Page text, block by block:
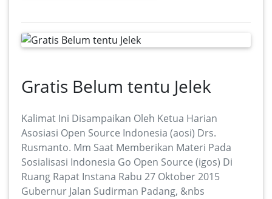
Gratis Belum tentu Jelek
Kalimat Ini Disampaikan Oleh Ketua Harian
Asosiasi Open Source Indonesia (aosi) Drs.
Rusmanto. Mm Saat Memberikan Materi Pada
Sosialisasi Indonesia Go Open Source (igos) Di
Ruang Rapat Instana Rabu 27 Oktober 2015
Gubernur Jalan Sudirman Padang, &nbs